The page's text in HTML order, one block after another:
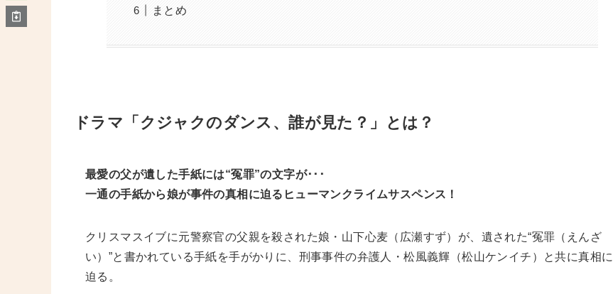
まとめ
ドラマ「クジャクのダンス、誰が見た？」とは？
最愛の父が遺した手紙には“冤罪”の文字が･･･
一通の手紙から娘が事件の真相に迫るヒューマンクライムサスペンス！
クリスマスイブに元警察官の父親を殺された娘・山下心麦（広瀬すず）が、遺された“冤罪（えんざ
い）”と書かれている手紙を手がかりに、刑事事件の弁護人・松風義輝（松山ケンイチ）と共に真相に
迫る。